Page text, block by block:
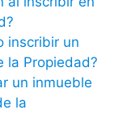
inscribir un
la Propiedad?
un inmueble
la